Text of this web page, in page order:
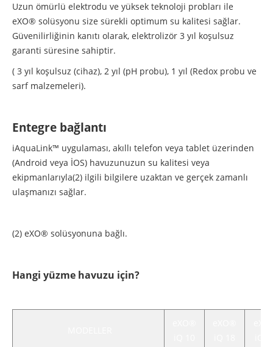
Uzun ömürlü elektrodu ve yüksek teknoloji probları ile
eXO® solüsyonu size sürekli optimum su kalitesi sağlar.
Güvenilirliğinin kanıtı olarak, elektrolizör 3 yıl koşulsuz
garanti süresine sahiptir.
( 3 yıl koşulsuz (cihaz), 2 yıl (pH probu), 1 yıl (Redox probu ve
sarf malzemeleri).
Entegre bağlantı
iAquaLink™ uygulaması, akıllı telefon veya tablet üzerinden
(Android veya İOS) havuzunuzun su kalitesi veya
ekipmanlarıyla(2) ilgili bilgilere uzaktan ve gerçek zamanlı
ulaşmanızı sağlar.
(2) eXO® solüsyonuna bağlı.
Hangi yüzme havuzu için?